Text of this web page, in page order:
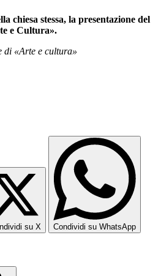
chiesa stessa, la presentazione del
e Cultura».
di «Arte e cultura»
su X Condividi su WhatsApp